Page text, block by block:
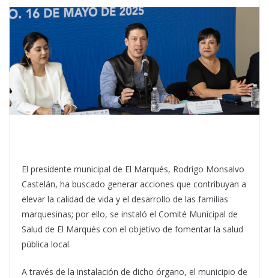
El presidente municipal de El Marqués, Rodrigo Monsalvo
Castelán, ha buscado generar acciones que contribuyan a
elevar la calidad de vida y el desarrollo de las familias
marquesinas; por ello, se instaló el Comité Municipal de
Salud de El Marqués con el objetivo de fomentar la salud
pública local.
A través de la instalación de dicho órgano, el municipio de